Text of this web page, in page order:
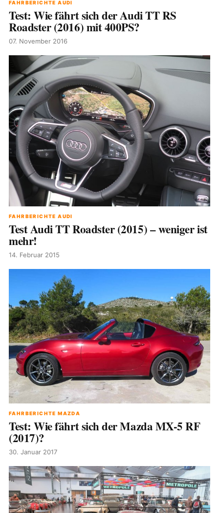
FAHRBERICHTE AUDI
Test: Wie fährt sich der Audi TT RS
Roadster (2016) mit 400PS?
07. November 2016
FAHRBERICHTE AUDI
Test Audi TT Roadster (2015) – weniger ist
mehr!
14. Februar 2015
FAHRBERICHTE MAZDA
Test: Wie fährt sich der Mazda MX-5 RF
(2017)?
30. Januar 2017